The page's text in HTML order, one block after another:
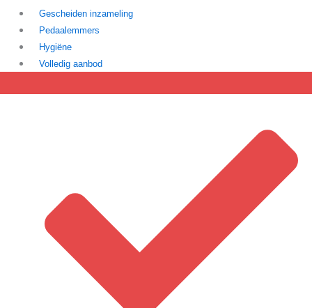
Gescheiden inzameling
Pedaalemmers
Hygiëne
Volledig aanbod